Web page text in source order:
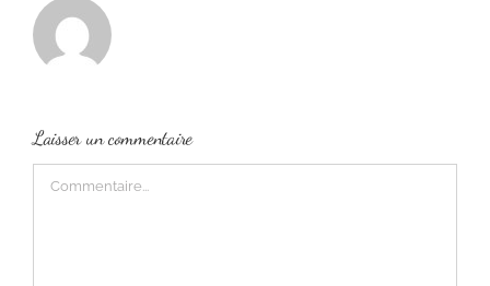
Laisser un commentaire